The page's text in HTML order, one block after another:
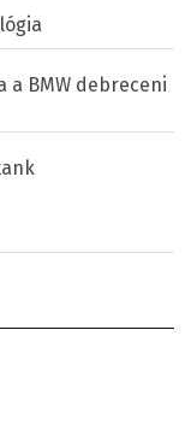
BMW debreceni